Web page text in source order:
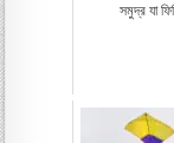
সমুদ্র যা